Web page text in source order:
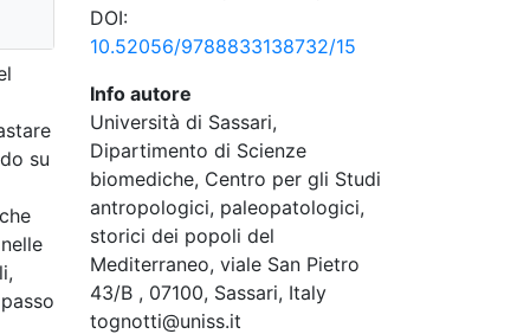
su
DOI:
10.52056/9788833138732/15
Info autore
Università di Sassari,
Dipartimento di Scienze
biomediche, Centro per gli Studi
antropologici, paleopatologici,
storici dei popoli del
Mediterraneo, viale San Pietro
43/B , 07100, Sassari, Italy
tognotti@uniss.it